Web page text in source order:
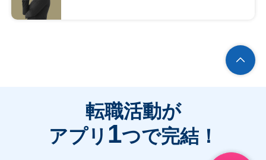
転職活動が
アプリ 1つで完結！